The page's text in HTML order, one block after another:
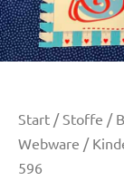
Start / Stoffe /
Webware /
596